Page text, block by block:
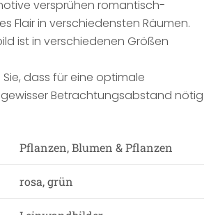
versprühen romantisch-
Flair in verschiedensten Räumen.
ist in verschiedenen Größen
dass für eine optimale
gewisser Betrachtungsabstand nötig
Pflanzen, Blumen & Pflanzen
rosa, grün